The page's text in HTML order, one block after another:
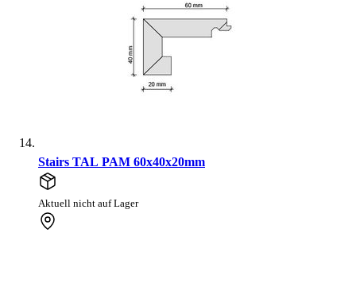
Stairs TAL PAM 60x40x20mm
Aktuell nicht auf Lager